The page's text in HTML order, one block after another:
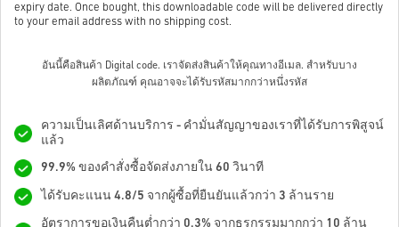
expiry date. Once bought, this downloadable code will be delivered directly
to your email address with no shipping cost.
อันนี้คือสินค้า Digital code. เราจัดส่งสินค้าให้คุณทางอีเมล. สำหรับบาง
ผลิตภัณฑ์ คุณอาจจะได้รับรหัสมากกว่าหนึ่งรหัส
ความเป็นเลิศด้านบริการ - คำมั่นสัญญาของเราที่ได้รับการพิสูจน์
แล้ว
99.9% ของคำสั่งซื้อจัดส่งภายใน 60 วินาที
ได้รับคะแนน 4.8/5 จากผู้ซื้อที่ยืนยันแล้วกว่า 3 ล้านราย
อัตราการขอเงินคืนต่ำกว่า 0.3% จากธุรกรรมมากกว่า 10 ล้าน